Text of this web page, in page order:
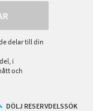
delar till din
i
och
DÖLJ RESERVDELSSÖK